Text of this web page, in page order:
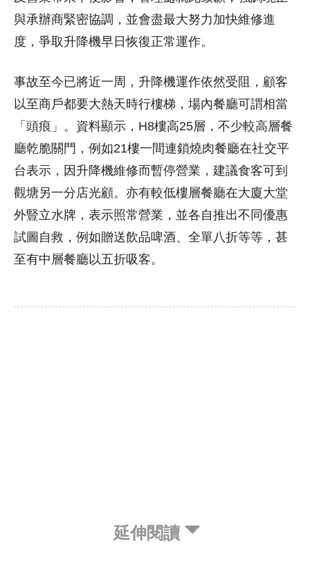
與承辦商緊密協調，並會盡最大努力加快維修進
度，爭取升降機早日恢復正常運作。
事故至今已將近一周，升降機運作依然受阻，顧客
以至商戶都要大熱天時行樓梯，場內餐廳可謂相當
「頭痕」。資料顯示，H8樓高25層，不少較高層餐
廳乾脆關門，例如21樓一間連鎖燒肉餐廳在社交平
台表示，因升降機維修而暫停營業，建議食客可到
觀塘另一分店光顧。亦有較低樓層餐廳在大廈大堂
外豎立水牌，表示照常營業，並各自推出不同優惠
試圖自救，例如贈送飲品啤酒、全單八折等等，甚
至有中層餐廳以五折吸客。
延伸閱讀